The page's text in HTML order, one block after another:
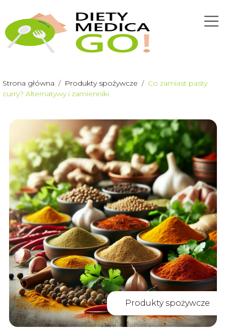
Strona główna / Produkty spożywcze / Co zamiast pasty
curry? Alternatywy i zamienniki
Produkty spożywcze